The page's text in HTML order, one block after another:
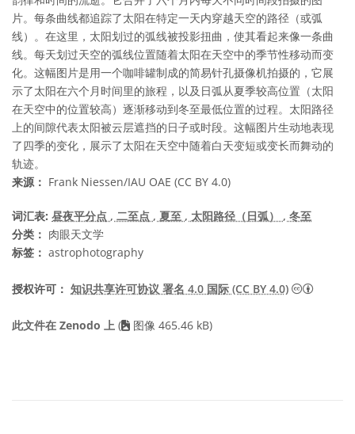
片。每条曲线都追踪了太阳在特定一天内穿越天空的路径（或弧
线）。在这里，太阳划过的弧线被投影扭曲，使其看起来像一条曲
线。每天划过天空的弧线位置随着太阳在天空中的季节性移动而变
化。这幅图片是用一个咖啡罐制成的简易针孔摄像机拍摄的，它展
示了太阳在六个月时间里的旅程，以及日弧从夏季较高位置（太阳
在天空中的位置较高）逐渐移动到冬至最低位置的过程。太阳路径
上的间隙代表太阳被云层遮挡的日子或时段。这幅图片生动地表现
了四季的变化，展示了太阳在天空中随着白天变短或变长而舞动的
轨迹。
来源： Frank Niessen/IAU OAE (CC BY 4.0)
词汇表: 昼夜平分点 , 二至点 , 夏至 , 太阳路径（日弧） , 冬至
分类： 肉眼天文学
标签： astrophotography
授权许可： 知识共享许可协议 署名 4.0 国际 (CC BY 4.0) 知识共
此文件在 Zenodo 上 ( 图像 465.46 kB)